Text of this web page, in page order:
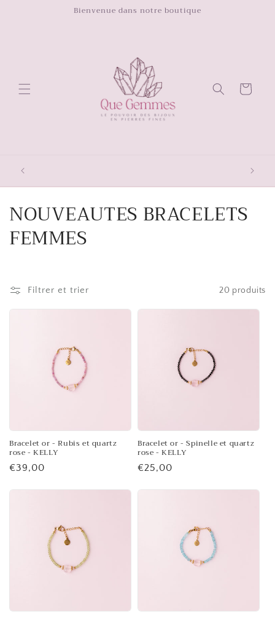
Bienvenue dans notre boutique
Panier
C
o
l
n
:
NOUVEAUTES BRACELETS
FEMMES
Filtrer et trier 20 produits
Bracelet or - Rubis et quartz
rose - KELLY
Prix
€39,00
Bracelet or - Spinelle et quartz
rose - KELLY
Prix
€25,00